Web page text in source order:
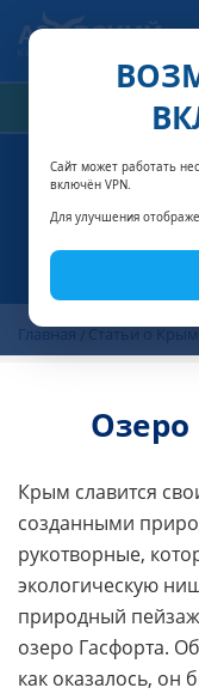
Сайт может работать
включён VPN.
Для улучшения
Главная Статьи о Крыме
Озеро
Крым славится
созданными
рукотворные,
экологическую
природный
озеро Гасфорта.
как оказалось, он